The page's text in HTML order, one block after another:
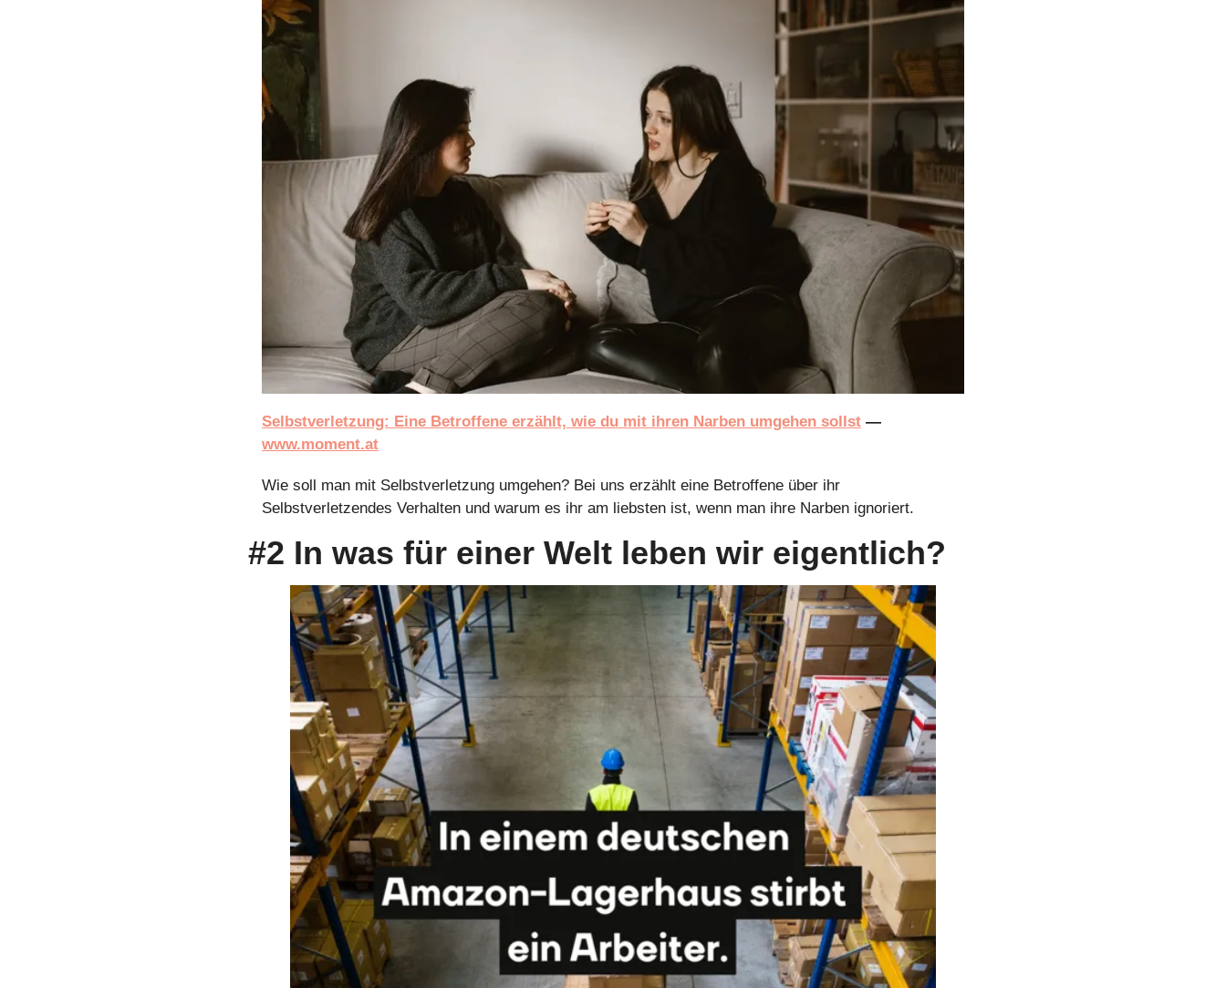
Selbstverletzung: Eine Betroffene erzählt, wie du mit ihren Narben umgehen sollst
www.moment.at
Wie soll man mit Selbstverletzung umgehen? Bei uns erzählt eine Betroffene über ihr
Selbstverletzendes Verhalten und warum es ihr am liebsten ist, wenn man ihre Narben ignoriert.
#2 In was für einer Welt leben wir eigentlich?